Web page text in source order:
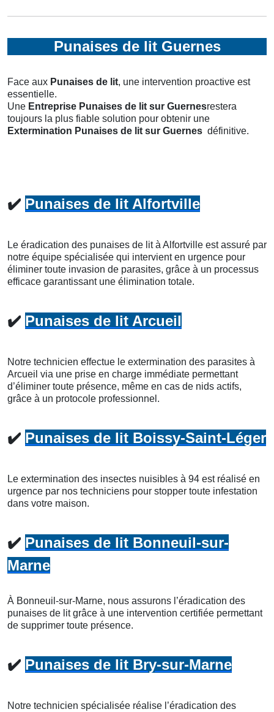
Punaises de lit Guernes
Face aux Punaises de lit, une intervention proactive est
essentielle.
Une Entreprise Punaises de lit sur Guernesrestera
toujours la plus fiable solution pour obtenir une
Extermination Punaises de lit sur Guernes définitive.
✔️ Punaises de lit Alfortville
Le éradication des punaises de lit à Alfortville est assuré par
notre équipe spécialisée qui intervient en urgence pour
éliminer toute invasion de parasites, grâce à un processus
efficace garantissant une élimination totale.
✔️ Punaises de lit Arcueil
Notre technicien effectue le extermination des parasites à
Arcueil via une prise en charge immédiate permettant
d’éliminer toute présence, même en cas de nids actifs,
grâce à un protocole professionnel.
✔️ Punaises de lit Boissy-Saint-Léger
Le extermination des insectes nuisibles à 94 est réalisé en
urgence par nos techniciens pour stopper toute infestation
dans votre maison.
✔️ Punaises de lit Bonneuil-sur-
Marne
À Bonneuil-sur-Marne, nous assurons l’éradication des
punaises de lit grâce à une intervention certifiée permettant
de supprimer toute présence.
✔️ Punaises de lit Bry-sur-Marne
Notre technicien spécialisée réalise l’éradication des